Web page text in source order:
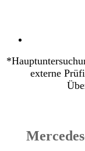
externe